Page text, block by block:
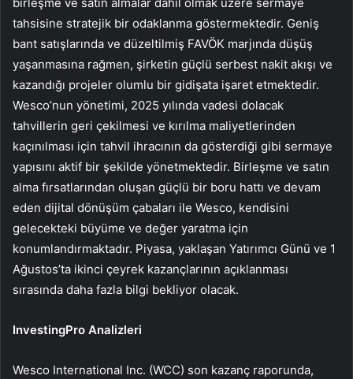
tahsisine stratejik bir odaklanma göstermektedir. Geniş
bant satışlarında ve düzeltilmiş FAVÖK marjında düşüş
yaşanmasına rağmen, şirketin güçlü serbest nakit akışı ve
kazandığı projeler olumlu bir gidişata işaret etmektedir.
Wesco’nun yönetimi, 2025 yılında vadesi dolacak
tahvillerin geri çekilmesi ve kırılma maliyetlerinden
kaçınılması için tahvil ihracının da gösterdiği gibi sermaye
yapısını aktif bir şekilde yönetmektedir. Birleşme ve satın
alma fırsatlarından oluşan güçlü bir boru hattı ve devam
eden dijital dönüşüm çabaları ile Wesco, kendisini
gelecekteki büyüme ve değer yaratma için
konumlandırmaktadır. Piyasa, yaklaşan Yatırımcı Günü ve 1
Ağustos’ta ikinci çeyrek kazançlarının açıklanması
sırasında daha fazla bilgi bekliyor olacak.
InvestingPro Analizleri
Wesco International Inc. (WCC) son kazanç raporunda,